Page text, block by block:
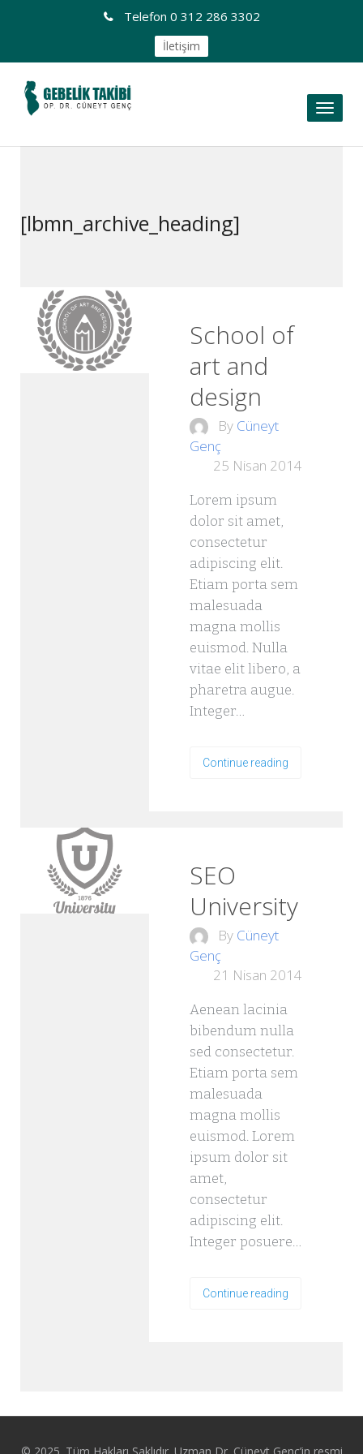
Telefon 0 312 286 3302
İletişim
Toggle
[lbmn_archive_heading]
School of
art and
design
By Cüneyt
Genç
25 Nisan 2014
Lorem ipsum
dolor sit amet,
consectetur
adipiscing elit.
Etiam porta sem
malesuada
magna mollis
euismod. Nulla
vitae elit libero, a
pharetra augue.
Integer…
Continue reading
SEO
University
By Cüneyt
Genç
21 Nisan 2014
Aenean lacinia
bibendum nulla
sed consectetur.
Etiam porta sem
malesuada
magna mollis
euismod. Lorem
ipsum dolor sit
amet,
consectetur
adipiscing elit.
Integer posuere…
Continue reading